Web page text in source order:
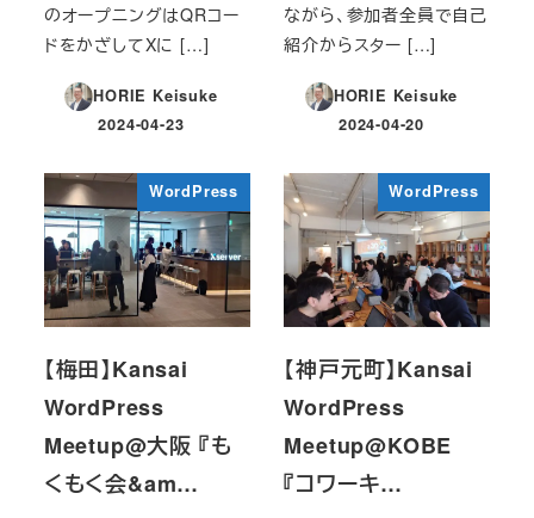
のオープニングはQRコー
ドをかざしてXに […]
HORIE Keisuke
投稿日
2024-04-23
ながら、参加者全員で自己
紹介からスター […]
HORIE Keisuke
投稿日
2024-04-20
WordPress
【梅田】Kansai
WordPress
Meetup@大阪 『も
くもく会&am…
WordPress
【神戸元町】Kansai
WordPress
Meetup@KOBE
『コワーキ…